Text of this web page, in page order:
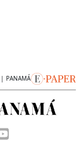
PANAMÁ